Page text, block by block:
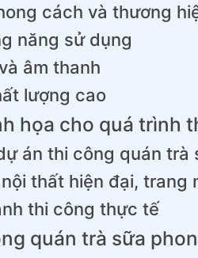
cách và thương
năng sử dụng
âm thanh
lượng cao
họa cho quá trình
án thi công quán trà
thất hiện đại, trang
thi công thực tế
quán trà sữa